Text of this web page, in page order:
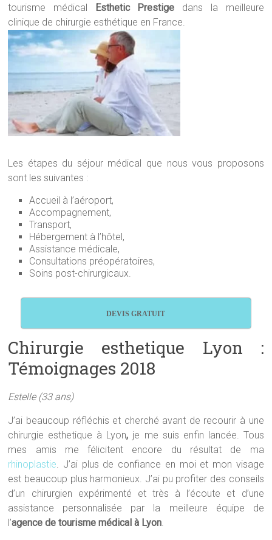
tourisme médical
Esthetic Prestige dans la meilleure
clinique de chirurgie esthétique en France.
Les étapes du séjour médical que nous vous proposons
sont les suivantes :
Accueil à l’aéroport,
Accompagnement,
Transport,
Hébergement à l’hôtel,
Assistance médicale,
Consultations préopératoires,
Soins post-chirurgicaux.
DEVIS GRATUIT
Chirurgie esthetique Lyon :
Témoignages 2018
Estelle (33 ans)
J’ai beaucoup réfléchis et cherché avant de recourir à une
chirurgie esthetique à Lyon, je me suis enfin lancée. Tous
mes amis me félicitent encore du résultat de ma
rhinoplastie. J’ai plus de confiance en moi et mon visage
est beaucoup plus harmonieux. J’ai pu profiter des conseils
d’un chirurgien expérimenté et très à l’écoute et d’une
assistance personnalisée par la meilleure équipe de
l’agence de tourisme médical à Lyon.